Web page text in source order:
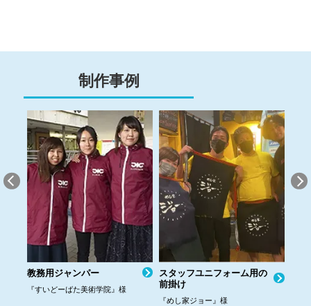
制作事例
教務用ジャンパー
『すいどーばた美術学院』様
スタッフユニフォーム用の
前掛け
『めし家ジョー』様